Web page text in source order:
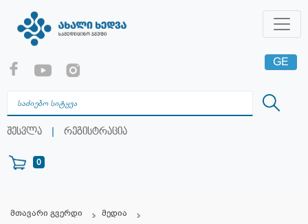
შესვლა | რეგისტრაცია
0
GE
RU
მთავარი გვერდი
მედია